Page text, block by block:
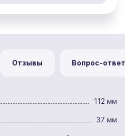
Отзывы Вопрос-ответ
112 мм
37 мм